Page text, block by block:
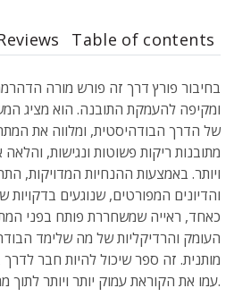
Table of contents
בחיבור פורץ דרך זה פורש מורה
ומקיפה להעמקת התובנה. הוא מציג
של הדרך הבודהיסטית, ומלווה את
מתובנות ריקות פשוטות ונגישות, והלאה
ויותר. באמצעות ההנחיות המדויקות,
והדיונים המפורטים, שנוגעים
כאחד, ראייה שמשחררת פותח בפני
העומק והרדיקליות של מה שלימד
מותנית. זה ספר שיכול להיות חבר
עמו את הקוראת עמוק יותר ויותר לתוך מרחבים של שחרור.